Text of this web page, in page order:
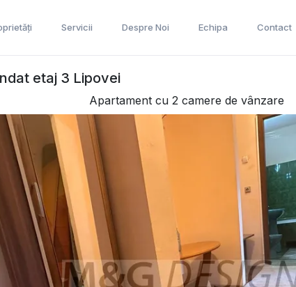
Servicii Despre Noi Echipa Contact
etaj 3 Lipovei
Apartament cu 2 camere de vânzare